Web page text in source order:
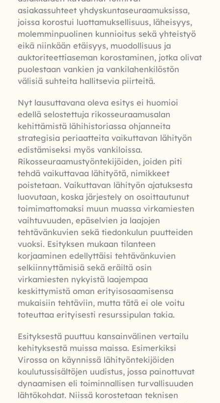
asiakassuhteet yhdyskuntaseuraamuksissa,
joissa korostui luottamuksellisuus, läheisyys,
molemminpuolinen kunnioitus sekä yhteistyö
eikä niinkään etäisyys, muodollisuus ja
auktoriteettiaseman korostaminen, jotka olivat
puolestaan vankien ja vankilahenkilöstön
välisiä suhteita hallitsevia piirteitä.
Nyt lausuttavana oleva esitys ei huomioi
edellä selostettuja rikosseuraamusalan
kehittämistä lähihistoriassa ohjanneita
strategisia periaatteita vaikuttavan lähityön
edistämiseksi myös vankiloissa.
Rikosseuraamustyöntekijöiden, joiden piti
tehdä vaikuttavaa lähityötä, nimikkeet
poistetaan. Vaikuttavan lähityön ajatuksesta
luovutaan, koska järjestely on osoittautunut
toimimattomaksi muun muassa virkamiesten
vaihtuvuuden, epäselvien ja laajojen
tehtävänkuvien sekä tiedonkulun puutteiden
vuoksi. Esityksen mukaan tilanteen
korjaaminen edellyttäisi tehtävänkuvien
selkiinnyttämisiä sekä eräiltä osin
virkamiesten nykyistä laajempaa
keskittymistä oman erityisosaamisensa
mukaisiin tehtäviin, mutta tätä ei ole voitu
toteuttaa erityisesti resurssipulan takia.
Esityksestä puuttuu kansainvälinen vertailu
kehityksestä muissa maissa. Esimerkiksi
Virossa on käynnissä lähityöntekijöiden
koulutussisältöjen uudistus, jossa painottuvat
dynaamisen eli toiminnallisen turvallisuuden
lähtökohdat. Niissä korostetaan teknisen